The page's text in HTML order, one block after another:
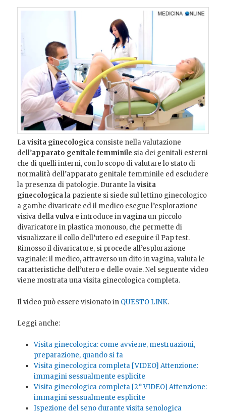
Lavisita ginecologica consiste nella valutazione
dell’apparato genitale femminile sia dei genitali esterni
che di quelli interni, con lo scopo di valutare lo stato di
normalità dell’apparato genitale femminile ed escludere
la presenza di patologie. Durante lavisita
ginecologicala paziente si siede sul lettino ginecologico
a gambe divaricate ed il medico esegue l’esplorazione
visiva dellavulva e introduce invaginaun piccolo
divaricatore in plastica monouso, che permette di
visualizzare il collo dell’utero ed eseguire il Pap test.
Rimosso il divaricatore, si procede all’esplorazione
vaginale: il medico, attraverso un dito in vagina, valuta le
caratteristiche dell’utero e delle ovaie. Nel seguente video
viene mostrata una visita ginecologica completa.
Il video può essere visionato in QUESTO LINK.
Leggi anche:
Visita ginecologica: come avviene, mestruazioni,
preparazione, quando si fa
Visita ginecologica completa [VIDEO] Attenzione:
immagini sessualmente esplicite
Visita ginecologica completa [2° VIDEO] Attenzione:
immagini sessualmente esplicite
Ispezione del seno durante visita senologica